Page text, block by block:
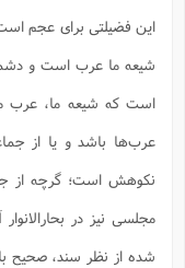
این فضیلتی برای عجم
شیعه ما عرب است و
است که شیعه ما، عرب
عرب‌ها باشد و یا از
نکوهش است؛ گرچه از
مجلسی نیز در
شده از نظر سند، صحیح